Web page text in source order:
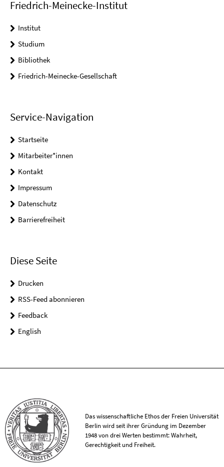
Friedrich-Meinecke-Institut
Institut
Studium
Bibliothek
Friedrich-Meinecke-Gesellschaft
Service-Navigation
Startseite
Mitarbeiter*innen
Kontakt
Impressum
Datenschutz
Barrierefreiheit
Diese Seite
Drucken
RSS-Feed abonnieren
Feedback
English
Das wissenschaftliche Ethos der Freien Universität
Berlin wird seit ihrer Gründung im Dezember
1948 von drei Werten bestimmt: Wahrheit,
Gerechtigkeit und Freiheit.